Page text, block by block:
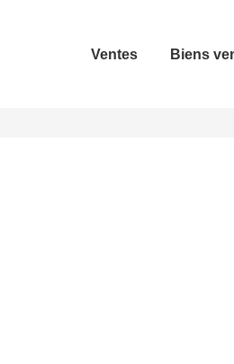
Ventes Biens